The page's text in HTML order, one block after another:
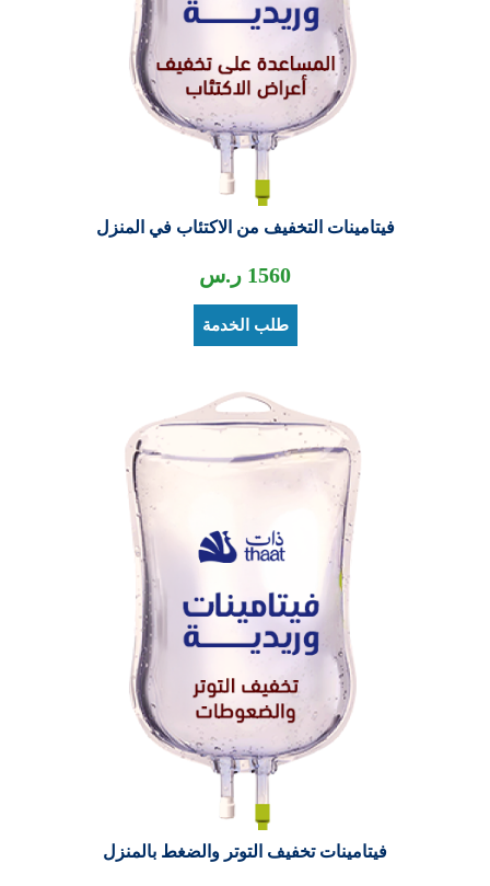
فيتامينات التخفيف من الاكتئاب في المنزل
1560 ر.س
طلب الخدمة
فيتامينات تخفيف التوتر والضغط بالمنزل